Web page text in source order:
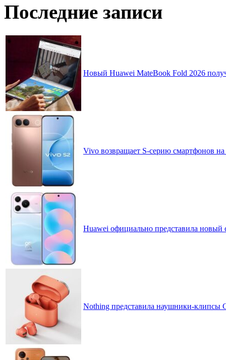
Последние записи
Новый Huawei MateBook Fold 2026
Vivo возвращает S-серию смартфонов
Huawei официально представила
Nothing представила наушники-клипсы